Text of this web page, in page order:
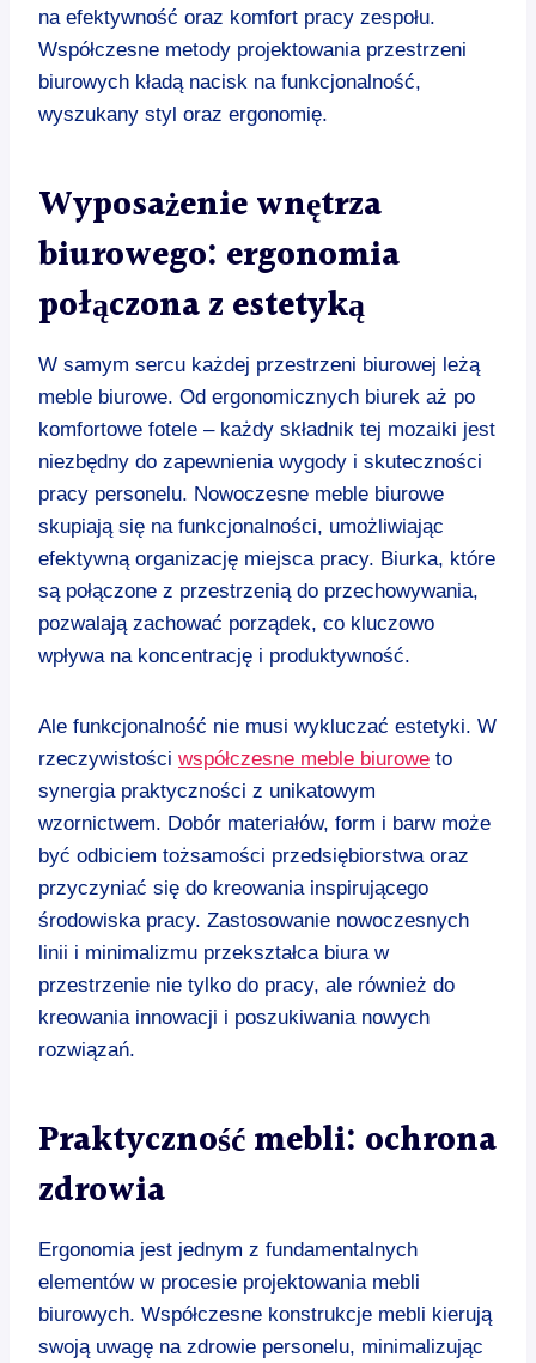
na efektywność oraz komfort pracy zespołu.
Współczesne metody projektowania przestrzeni
biurowych kładą nacisk na funkcjonalność,
wyszukany styl oraz ergonomię.
Wyposażenie wnętrza
biurowego: ergonomia
połączona z estetyką
W samym sercu każdej przestrzeni biurowej leżą
meble biurowe. Od ergonomicznych biurek aż po
komfortowe fotele – każdy składnik tej mozaiki jest
niezbędny do zapewnienia wygody i skuteczności
pracy personelu. Nowoczesne meble biurowe
skupiają się na funkcjonalności, umożliwiając
efektywną organizację miejsca pracy. Biurka, które
są połączone z przestrzenią do przechowywania,
pozwalają zachować porządek, co kluczowo
wpływa na koncentrację i produktywność.
Ale funkcjonalność nie musi wykluczać estetyki. W
rzeczywistości współczesne meble biurowe to
synergia praktyczności z unikatowym
wzornictwem. Dobór materiałów, form i barw może
być odbiciem tożsamości przedsiębiorstwa oraz
przyczyniać się do kreowania inspirującego
środowiska pracy. Zastosowanie nowoczesnych
linii i minimalizmu przekształca biura w
przestrzenie nie tylko do pracy, ale również do
kreowania innowacji i poszukiwania nowych
rozwiązań.
Praktyczność mebli: ochrona
zdrowia
Ergonomia jest jednym z fundamentalnych
elementów w procesie projektowania mebli
biurowych. Współczesne konstrukcje mebli kierują
swoją uwagę na zdrowie personelu, minimalizując